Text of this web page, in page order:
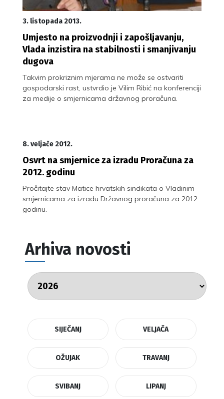
3. listopada 2013.
Umjesto na proizvodnji i zapošljavanju,
Vlada inzistira na stabilnosti i smanjivanju
dugova
Takvim prokriznim mjerama ne može se ostvariti
gospodarski rast, ustvrdio je Vilim Ribić na konferenciji
za medije o smjernicama državnog proračuna.
8. veljače 2012.
Osvrt na smjernice za izradu Proračuna za
2012. godinu
Pročitajte stav Matice hrvatskih sindikata o Vladinim
smjernicama za izradu Državnog proračuna za 2012.
godinu.
Arhiva novosti
SIJEČANJ VELJAČA
OŽUJAK TRAVANJ
SVIBANJ LIPANJ